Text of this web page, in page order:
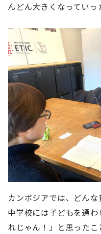
んどん大きくなっていっ
カンボジアでは、どん
中学校には子どもを通
れじゃん！」と思った